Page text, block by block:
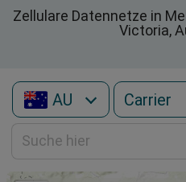
Zellulare Datennetze in
Victoria,
AU